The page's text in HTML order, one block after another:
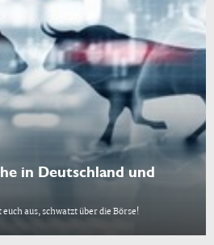
in Deutschland und
aus, schwatzt über die Börse!